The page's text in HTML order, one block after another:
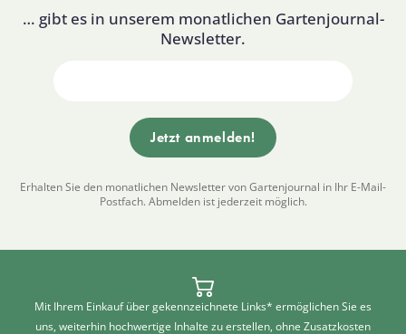
… gibt es in unserem monatlichen Gartenjournal-
Newsletter.
Erhalten Sie den monatlichen Newsletter von Gartenjournal in Ihr E-Mail-
Postfach. Abmelden ist jederzeit möglich.
Mit Ihrem Einkauf über gekennzeichnete Links* ermöglichen Sie es
uns, weiterhin hochwertige Inhalte zu erstellen, ohne Zusatzkosten